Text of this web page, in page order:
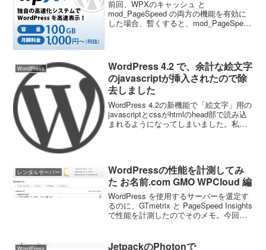
前回、WPXのキャッシュ と
mod_PageSpeed の両方の機能を有効に
した場合、暫くすると、mod_PageSpeed
WordPress
WordPress 4.2 で、余計な絵文字
のjavascriptが挿入されたので除
去しました
WordPress 4.2の新機能で「絵文字」用の
javascriptとcssがhtmlのhead部で読み込
まれるようになってしまいました。私の
レンタルサーバー
WordPressの性能を計測してみ
た お名前.com GMO WPCloud 編
WordPress を使用するサーバーを選定す
るのに、GTmetrix と PageSpeed Insights
で性能を計測したのでそのメモ。今回の
JetpackのPhotonで